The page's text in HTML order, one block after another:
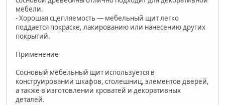
мебели.
- Хорошая сцепляемость — мебельный щит легко
поддается покраске, лакированию или нанесению других
покрытий.
Применение
Сосновый мебельный щит используется в
конструировании шкафов, столешниц, элементов дверей,
а также в изготовлении кроватей и декоративных
деталей.